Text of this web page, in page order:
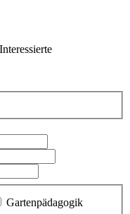
Gartenpädagogik